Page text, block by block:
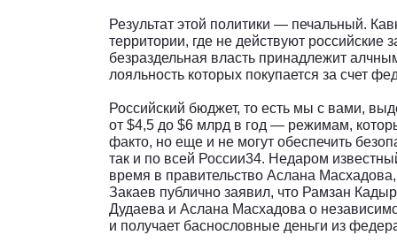
Результат этой политики — печальный.
территории, где не действуют российские
безраздельная власть принадлежит
лояльность которых покупается за счет
Российский бюджет, то есть мы с вами,
от $4,5 до $6 млрд в год — режимам,
факто, но еще и не могут обеспечить
так и по всей России34. Недаром
время в правительство Аслана
Закаев публично заявил, что Рамзан
Дудаева и Аслана Масхадова о
и получает баснословные деньги из